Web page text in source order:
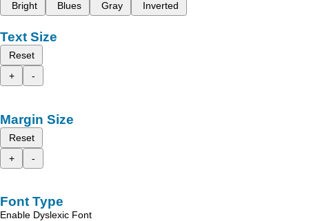
Bright
Blues Gray Inverted
Text Size
Reset
+
-
Margin Size
Reset
+
-
Font Type
Enable Dyslexic Font